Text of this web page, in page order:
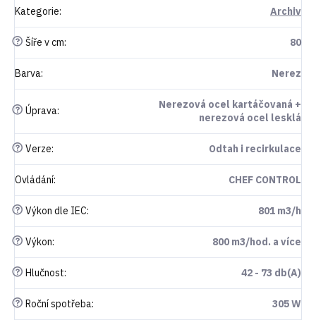
Kategorie: Archiv
? Šíře v cm: 80
Barva: Nerez
? Úprava:
Nerezová ocel kartáčovaná +
nerezová ocel lesklá
? Verze: Odtah i recirkulace
Ovládání: CHEF CONTROL
? Výkon dle IEC: 801 m3/h
? Výkon: 800 m3/hod. a více
? Hlučnost: 42 - 73 db(A)
? Roční spotřeba: 305 W